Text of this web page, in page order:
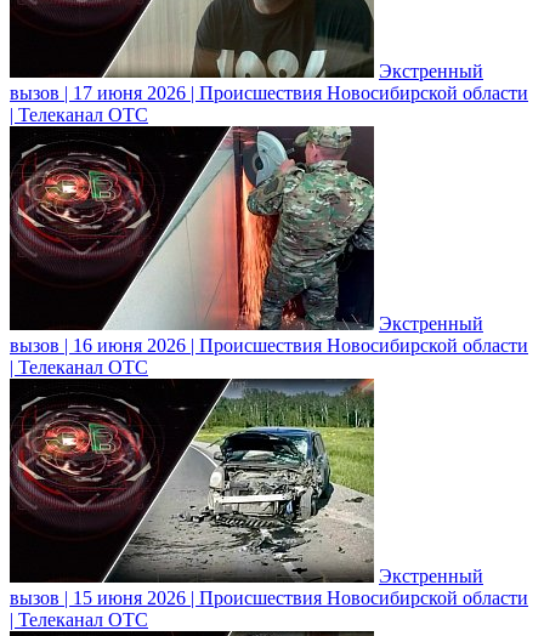
Экстренный
вызов | 17 июня 2026 | Происшествия Новосибирской области
| Телеканал ОТС
Экстренный
вызов | 16 июня 2026 | Происшествия Новосибирской области
| Телеканал ОТС
Экстренный
вызов | 15 июня 2026 | Происшествия Новосибирской области
| Телеканал ОТС